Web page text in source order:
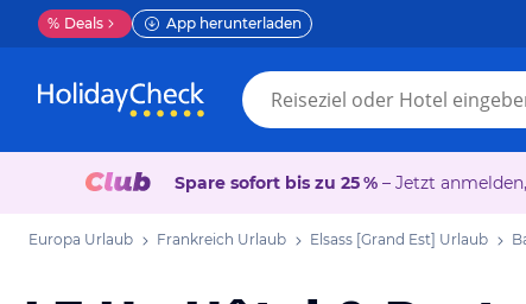
% Deals App herunterladen
Spare sofort bis zu 25 % – Jetzt
Europa Urlaub Frankreich Urlaub Elsass [Grand Est] Urlaub